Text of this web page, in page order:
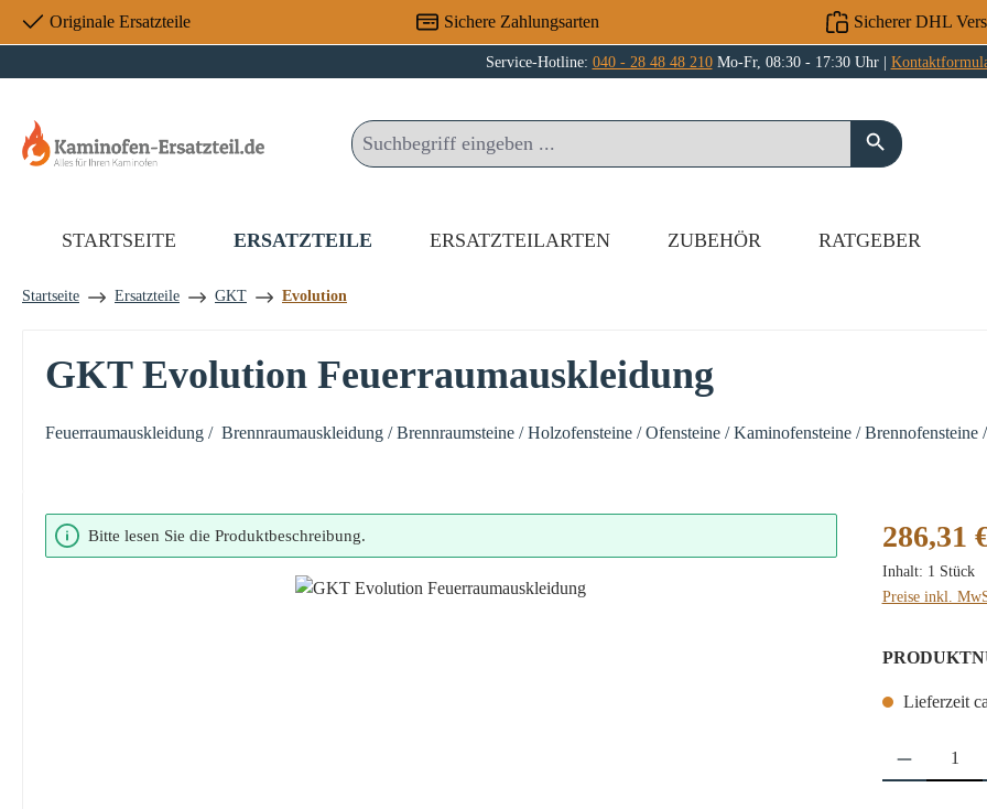
Hauptinhalt springen
Zur Suche springen
Zur Hauptnavigation springen
Originale Ersatzteile Sichere Zahlungsarten Sicherer DHL
Service-Hotline: 040 - 28 48 48 210Mo-Fr, 08:30 - 17:30 Uhr |
STARTSEITE ERSATZTEILE ERSATZTEILARTEN ZUBEHÖR RATGEBER
Startseite Ersatzteile GKT Evolution
GKT Evolution Feuerraumauskleidung
Feuerraumauskleidung / Brennraumauskleidung / Brennraumsteine / Holzofensteine / Ofensteine / Kaminofensteine / Brennofensteine
Bildergalerie überspringen
Bitte lesen Sie die Produktbeschreibung.
Regulärer
286,31
Inhalt: 1 Stück
Preise inkl.
Lieferzeit
Produkt